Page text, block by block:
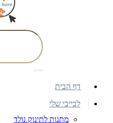
דף הבית
לבייבי שלי
מתנות לתינוק נולד